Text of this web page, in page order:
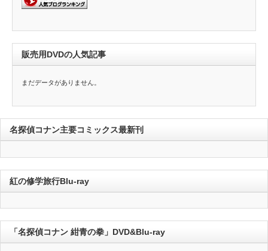
販売用DVDの人気記事
まだデータがありません。
名探偵コナン主要コミックス最新刊
紅の修学旅行Blu-ray
「名探偵コナン 紺青の拳」DVD&Blu-ray